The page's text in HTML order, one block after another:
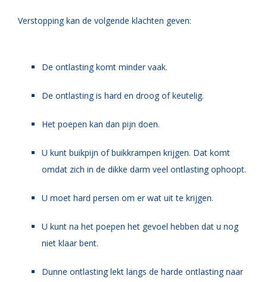
Verstopping kan de volgende klachten geven:
De ontlasting komt minder vaak.
De ontlasting is hard en droog of keutelig.
Het poepen kan dan pijn doen.
U kunt buikpijn of buikkrampen krijgen. Dat komt
omdat zich in de dikke darm veel ontlasting ophoopt.
U moet hard persen om er wat uit te krijgen.
U kunt na het poepen het gevoel hebben dat u nog
niet klaar bent.
Dunne ontlasting lekt langs de harde ontlasting naar